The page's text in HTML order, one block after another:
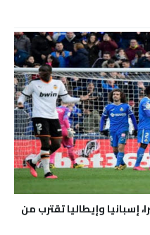
إسبانيا وإيطاليا تقترب من